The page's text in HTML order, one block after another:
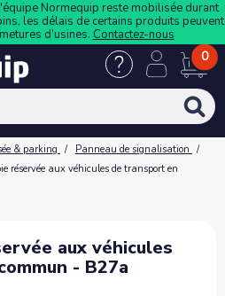
Normequip reste mobilisée durant
les délais de certains produits peuvent
d’usines. Contactez-nous
0
& parking
Panneau de signalisation
réservée aux véhicules de transport en
aux véhicules
- B27a